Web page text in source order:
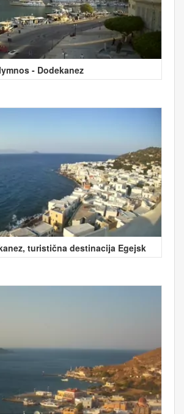
- Dodekanez
turistična destinacija Egejsk